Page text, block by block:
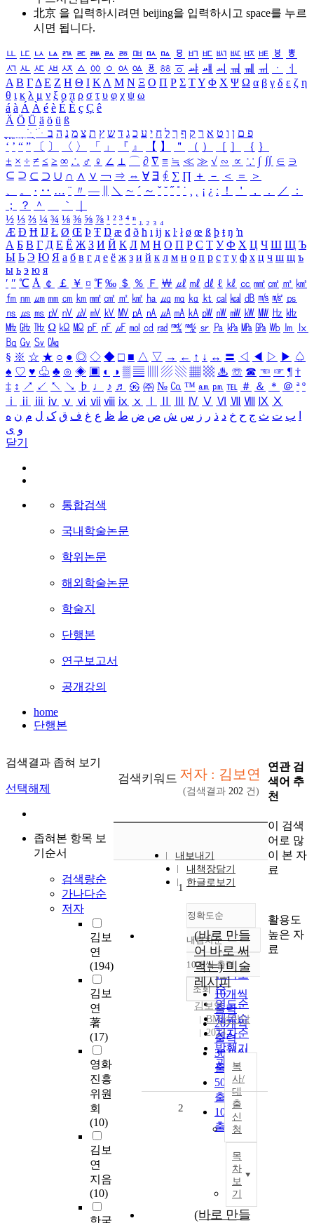
北京 을 입력하시려면 beijing을 입력하시고 space를 누르
시면 됩니다.
ㅥ ㅦ ㅧ ㅨ ㅩ ㅪ ㅫ ㅬ ㅭ ㅮ ㅯ ㅰ ㅱ ㅲ ㅳ ㅴ ㅵ ㅶ ㅷ ㅸ
ㅹ
ㅺ ㅻ ㅼ ㅽ ㅾ ㅿ ㆀ ㆁ ㆂ ㆃ ㆄ ㆅ ㆆ ㆇ ㆈ ㆉ ㆊ ㆋ ㆌ ㆍ
ㆎ
Α Β ΓΔ Ε Ζ Η Θ Ι ΚΛ Μ Ν Ξ Ο Π Ρ Σ ΤΥ Φ Χ Ψ Ω α β γ δ ε ζ η
θ ι κ λ μ ν ξ ο π ρ σ τ υ φ χ ψ ω
á à Á À é è É È ç Ç ê
Ä Ö Ü ä ö ü ß
ִֶֹ ֻּ ׁׂ פ ם ן ו ט א ר ק ף ך ל ח י ע כ ג ד ש ץ ת צ מ נ ה ב
‘ ’ “ ” 〔 〕 〈 〉 「 」 『 』 【 】 ＂ （ ） ［ ］ ｛ ｝
± × ÷ ≠ ≤ ≥ ∞ ∴ ♂ ♀ ∠ ⊥ ⌒ ∂ ∇ ≡ ≒ ≪ ≫ √ ∽ ∝ ∵ ∫ ∬ ∈ ∋
⊆ ⊇ ⊂ ⊃ ∪ ∩ ∧ ∨ ￢ ⇒ ⇔ ∀ ∃ ∮ ∑ ∏ ＋ － ＜ ＝
＞
、
。 · ‥ … ¨ 〃 ― ＼ ∼ ´ ～ ˇ ˘ ˝ ˚ ˙ ¸ ¡ ¿ ː ！ ＇ ， ． ／
：
；
？ ＾ ｀
½ ⅓ ⅔ ¼ ¾ ⅛ ⅜ ⅝ ⅞ ¹ ² ³ ⁴ ⁿ ₁ ₂ ₃ ₄
Æ Ð Ħ Ĳ Ł Ø Œ Þ Ŧ Ŋ æ đ ð ħ ı ĳ ĸ ŀ ł ø œ ß þ ŧ ŋ ŉ
А Б В Г Д Е Ё Ж З И Й К Л М Н О П Р С Т У Ф Х Ц Ч Ш Щ Ъ
Ы Ь Э Ю Я а б в г д е ё ж з и й к л м н о п р с т у ф х ц ч ш щ ъ
ы ь э ю я
′ ″ ℃ Å ￠ ￡ ￥ ¤ ℉ ‰ ＄ ％ Ｆ ￦ ㎕ ㎖ ㎗ ℓ ㎘ ㏄ ㎣ ㎤ ㎥ ㎦
㎙ ㎚ ㎛ ㎜ ㎝ ㎞ ㎟ ㎠ ㎡ ㎢ ㏊ ㎍ ㎎ ㎏ ㏏ ㎈ ㎉ ㏈ ㎧ ㎨ ㎰
㎱ ㎲ ㎳ ㎴ ㎵ ㎶ ㎷ ㎸ ㎹ ㎀ ㎁ ㎂ ㎃ ㎄ ㎺ ㎻ ㎽ ㎾ ㎿ ㎐ ㎑
㎒ ㎓ ㎔ Ω ㏀ ㏁ ㎊ ㎋ ㎌ ㏖ ㏅ ㎭ ㎮ ㎯ ㏛ ㎩ ㎪ ㎫ ㎬ ㏝ ㏐
㏓
㏃ ㏉ ㏜ ㏆
§ ※ ☆ ★ ○ ● ◎ ◇ ◆ □ ■ △ ▽ → ← ↑ ↓ ↔ 〓 ◁ ◀ ▷ ▶ ♤
♠ ♡ ♥ ♧ ♣ ⊙ ◈ ▣ ◐ ◑ ▒ ▤ ▨ ▧ ▦ ▩ ♨ ☏ ☎ ☜ ☞ ¶ †
‡ ↕ ↗ ↙ ↖ ↘ ♭ ♩ ♪ ♬ ㉿ ㈜ № ㏇ ™ ㏂ ㏘ ℡ ＃ ＆ ＊ ＠ ª º
ⅰ
ⅱ ⅲ ⅳ ⅴ ⅵ ⅶ ⅷ ⅸ ⅹ Ⅳ Ⅴ Ⅵ Ⅶ Ⅷ Ⅸ Ⅹ
ب ت ث ج ح خ د ذ ر ز س ش ص ض ط ظ ع غ ف ق ک ل م ن ه
و ی
닫기
통합검색
국내학술논문
학위논문
해외학술논문
학술지
단행본
연구보고서
공개강의
home
단행본
검색결과 좁혀 보기
선택해제
좁혀본 항목 보
기순서
검색량순
가나다순
저자
김보
연
(194)
김보
연
著
(17)
영화
진흥
위원
회
(10)
김보
연
지음
(10)
검색키워드 저자 : 김보연
(검색결과 202 건)
내보내기
내책장담기
한글로보기
정확도순
정확도
순
인기도
순
연도순
제목순
저자순
발행기
관순
내림차순
내림차순
10개씩 출력
10개씩
출력
20개씩
출력
30개씩
출력
50개씩
출력
100개씩
출력
조회
1
(바로 만들
어 바로 써
먹는) 미술
레시피
김보연
BM성안당
2023
복
사/
대
출
신
청
목
차
보
기
2
(바로 만들
연관 검
색어 추
천
이 검색
어로 많
이 본 자
료
활용도
높은 자
료